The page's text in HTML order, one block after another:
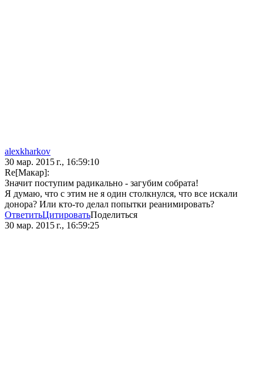
alexkharkov
30 мар. 2015 г., 16:59:10
Re[Макар]:
Значит поступим радикально - загубим собрата!
Я думаю, что с этим не я один столкнулся, что все искали
донора? Или кто-то делал попытки реанимировать?
ОтветитьЦитироватьПоделиться
30 мар. 2015 г., 16:59:25